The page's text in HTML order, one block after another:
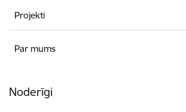
Projekti
Par mums
Noderīgi